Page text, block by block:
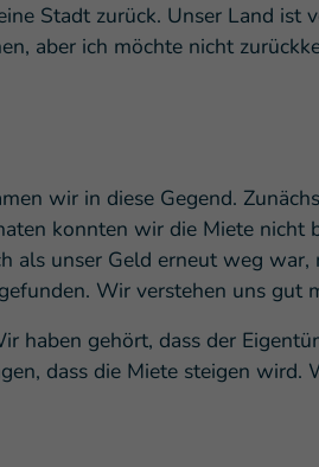
Stadt zurück. Unser Land
aber ich möchte nicht
wir in diese Gegend.
konnten wir die Miete nicht
als unser Geld erneut weg
Wir verstehen uns gut
haben gehört, dass der
dass die Miete steigen